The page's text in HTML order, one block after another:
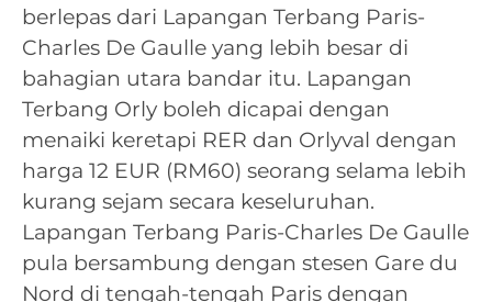
berlepas dari Lapangan Terbang Paris-
Charles De Gaulle yang lebih besar di
bahagian utara bandar itu. Lapangan
Terbang Orly boleh dicapai dengan
menaiki keretapi RER dan Orlyval dengan
harga 12 EUR (RM60) seorang selama lebih
kurang sejam secara keseluruhan.
Lapangan Terbang Paris-Charles De Gaulle
pula bersambung dengan stesen Gare du
Nord di tengah-tengah Paris dengan